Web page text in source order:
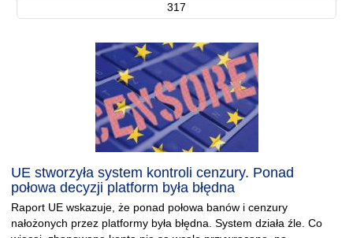
317
UE stworzyła system kontroli cenzury. Ponad
połowa decyzji platform była błędna
Raport UE wskazuje, że ponad połowa banów i cenzury
nałożonych przez platformy była błędna. System działa źle. Co